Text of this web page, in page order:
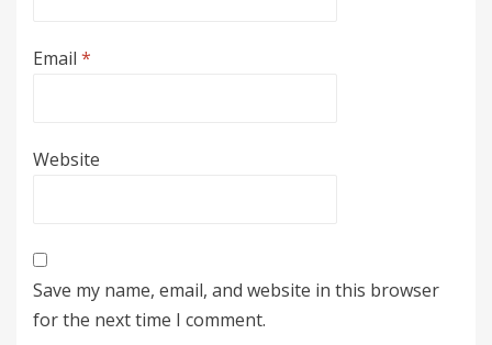
Email *
Website
Save my name, email, and website in this browser
for the next time I comment.